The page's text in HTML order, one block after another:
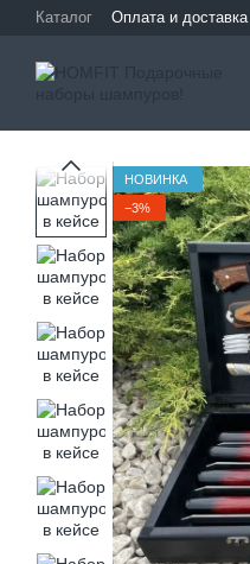
Перейти к основному контенту
Каталог Оплата и доставка
НОВИНКА
−3%